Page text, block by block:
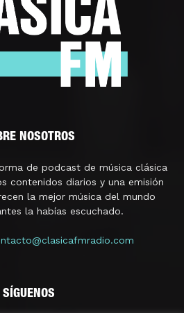
NOSOTROS
de podcast de música clásica
contenidos diarios y una emisión
la mejor música del mundo
la habías escuchado.
SÍGUENOS